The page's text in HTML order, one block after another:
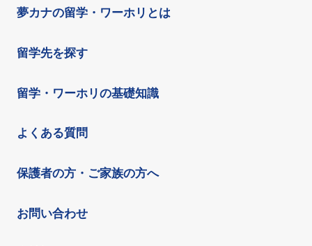
夢カナの留学・ワーホリとは
留学先を探す
留学・ワーホリの基礎知識
よくある質問
保護者の方・ご家族の方へ
お問い合わせ